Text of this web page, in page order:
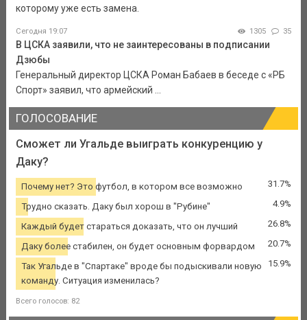
которому уже есть замена.
Сегодня 19:07 1305 35
В ЦСКА заявили, что не заинтересованы в подписании
Дзюбы
Генеральный директор ЦСКА Роман Бабаев в беседе с «РБ
Спорт» заявил, что армейский ...
ГОЛОСОВАНИЕ
Сможет ли Угальде выиграть конкуренцию у
Даку?
Почему нет? Это футбол, в котором все возможно 31.7%
Трудно сказать. Даку был хорош в "Рубине" 4.9%
Каждый будет стараться доказать, что он лучший 26.8%
Даку более стабилен, он будет основным форвардом 20.7%
Так Угальде в "Спартаке" вроде бы подыскивали новую
команду. Ситуация изменилась?
15.9%
Всего голосов: 82